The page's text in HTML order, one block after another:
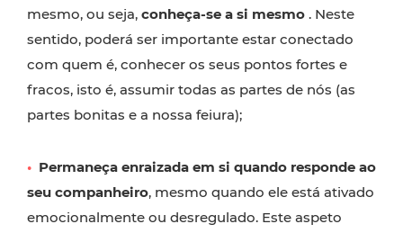
mesmo, ou seja, conheça-se a si mesmo . Neste
sentido, poderá ser importante estar conectado
com quem é, conhecer os seus pontos fortes e
fracos, isto é, assumir todas as partes de nós (as
partes bonitas e a nossa feiura);
• Permaneça enraizada em si quando responde ao
seu companheiro, mesmo quando ele está ativado
emocionalmente ou desregulado. Este aspeto